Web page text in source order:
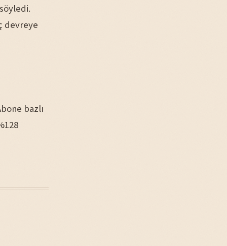
devreye
bazlı